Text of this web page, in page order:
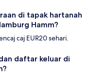
di tapak hartanah
Hamm?
caj EUR20 sehari.
daftar keluar di